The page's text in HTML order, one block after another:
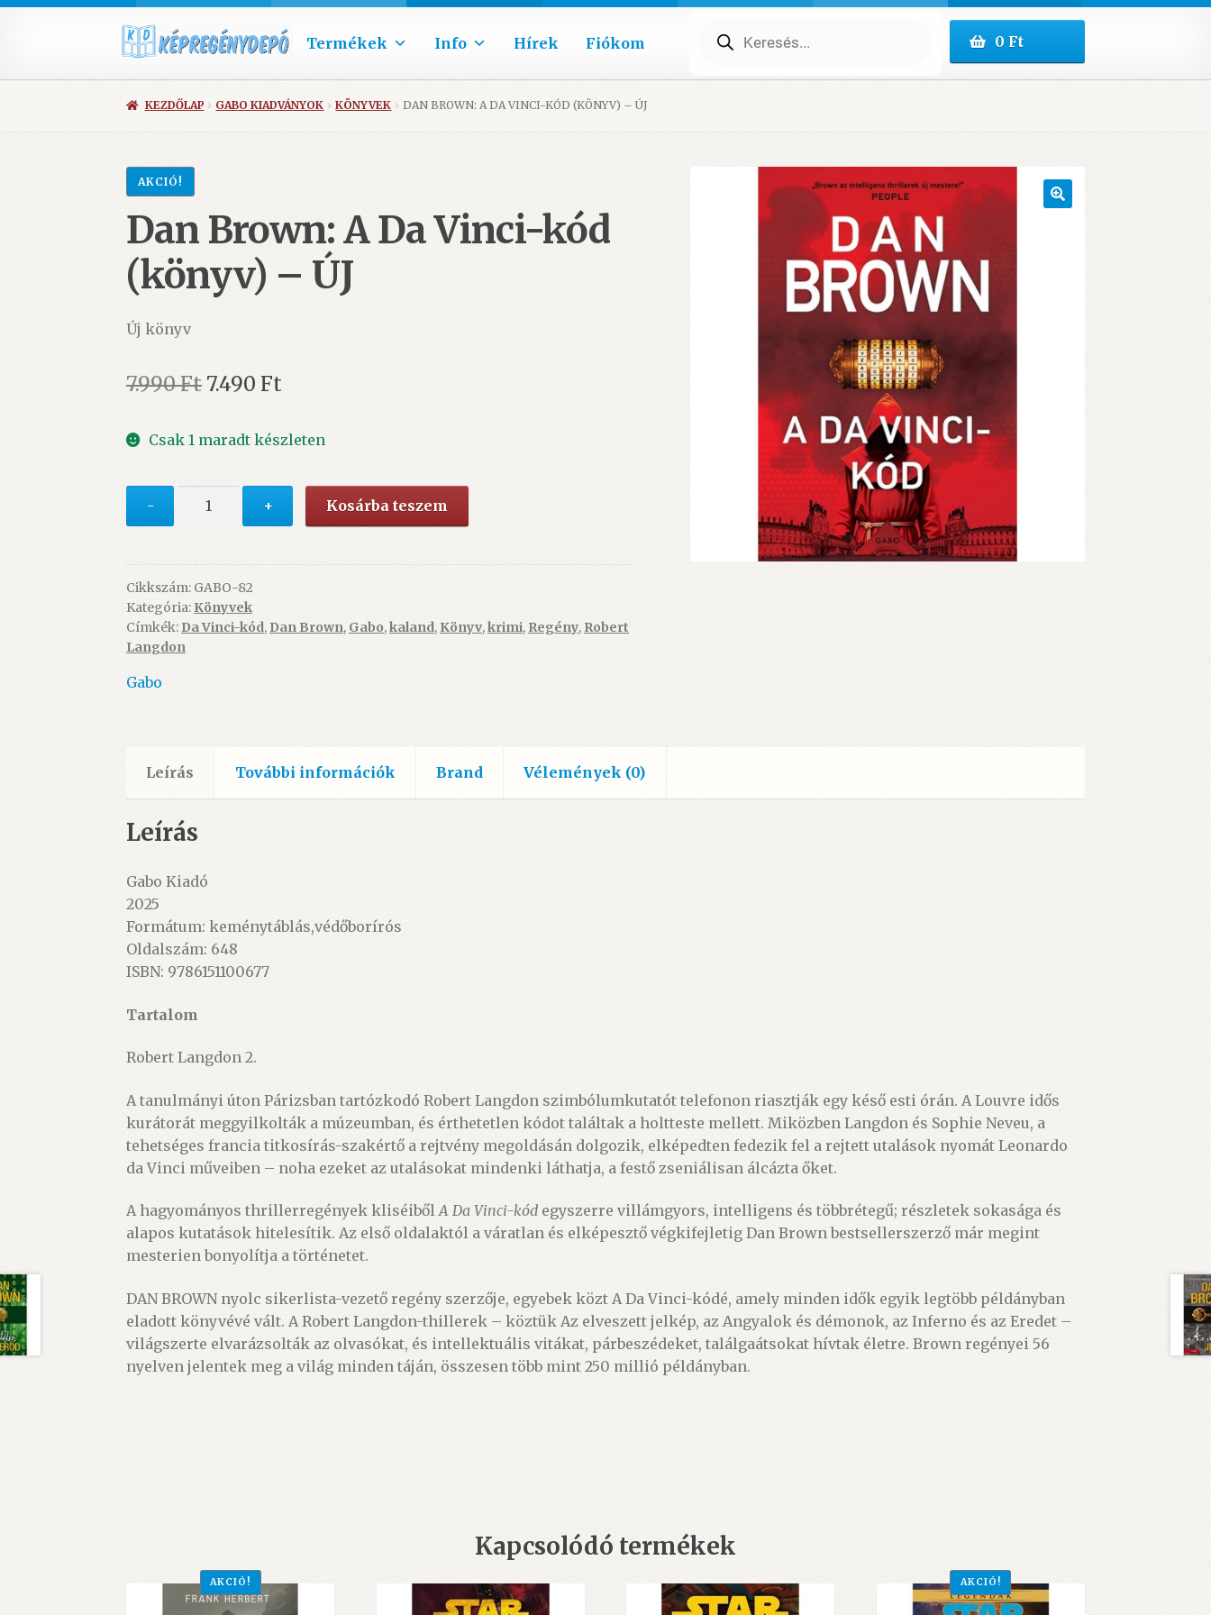
Termékek Info Hírek Fiókom search 0Ft
KEZDŐLAP GABO KIADVÁNYOK KÖNYVEK DAN BROWN: A DA VINCI-KÓD (KÖNYV) – ÚJ
AKCIÓ!
Dan Brown: A Da Vinci-kód
(könyv) – ÚJ
Új könyv
7.990Ft Original
was:
7.490FtCurrent
is:
Csak 1 maradt készleten
-
Da
Vinci-
kód
(könyv)
-
+ Kosárba teszem
Cikkszám: GABO-82
Kategória: Könyvek
Címkék: Da Vinci-kód, Dan Brown, Gabo,kaland, Könyv,krimi, Regény, Robert
Langdon
Gabo
Leírás További információk Brand Vélemények (0)
Leírás
Gabo Kiadó
2025
Formátum: keménytáblás,védőborírós
Oldalszám: 648
ISBN: 9786151100677
Tartalom
Robert Langdon 2.
A tanulmányi úton Párizsban tartózkodó Robert Langdon szimbólumkutatót telefonon riasztják egy késő esti órán. A Louvre idős
kurátorát meggyilkolták a múzeumban, és érthetetlen kódot találtak a holtteste mellett. Miközben Langdon és Sophie Neveu, a
tehetséges francia titkosírás-szakértő a rejtvény megoldásán dolgozik, elképedten fedezik fel a rejtett utalások nyomát Leonardo
da Vinci műveiben – noha ezeket az utalásokat mindenki láthatja, a festő zseniálisan álcázta őket.
A hagyományos thrillerregények kliséibőlA Da Vinci-kód egyszerre villámgyors, intelligens és többrétegű; részletek sokasága és
alapos kutatások hitelesítik. Az első oldalaktól a váratlan és elképesztő végkifejletig Dan Brown bestsellerszerző már megint
mesterien bonyolítja a történetet.
DAN BROWN nyolc sikerlista-vezető regény szerzője, egyebek közt A Da Vinci-kódé, amely minden idők egyik legtöbb példányban
eladott könyvévé vált. A Robert Langdon-thillerek – köztük Az elveszett jelkép, az Angyalok és démonok, az Inferno és az Eredet –
világszerte elvarázsolták az olvasókat, és intellektuális vitákat, párbeszédeket, találgaátsokat hívtak életre. Brown regényei 56
nyelven jelentek meg a világ minden táján, összesen több mint 250 millió példányban.
Kapcsolódó termékek
AKCIÓ! AKCIÓ!